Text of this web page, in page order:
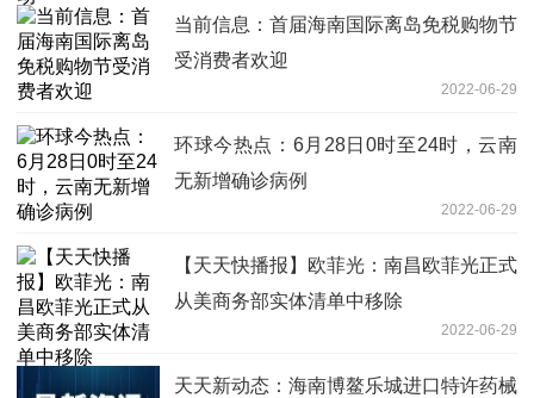
当前信息：首届海南国际离岛免税购物节
受消费者欢迎
2022-06-29
环球今热点：6月28日0时至24时，云南
无新增确诊病例
2022-06-29
【天天快播报】欧菲光：南昌欧菲光正式
从美商务部实体清单中移除
2022-06-29
天天新动态：海南博鳌乐城进口特许药械